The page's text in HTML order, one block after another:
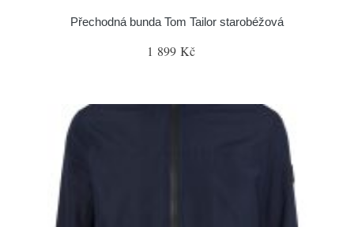
Přechodná bunda Tom Tailor starobéžová
1 899 Kč